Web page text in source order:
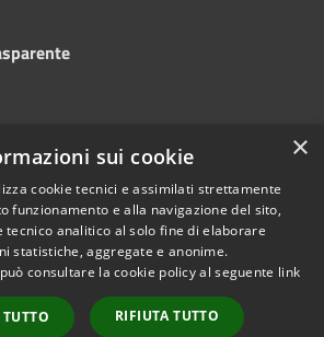
Meccanismo di feedback
Copyright © 2026 • Comune di
Bitonto • Powered by
Municipium•
Accesso
×
sui cookie
cookie tecnici e assimilati strettamente
funzionamento e alla navigazione del sito,
tecnico analitico al solo fine di elaborare
statistiche, aggregate e anonime.
consultare la cookie policy al seguente link
TUTTO RIFIUTA TUTTO